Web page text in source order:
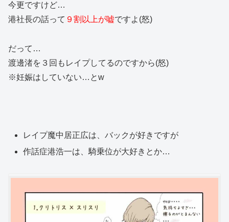
今更ですけど…
港社長の話って ９割以上が嘘ですよ(怒)
だって…
渡邊渚を３回もレイプしてるのですから(怒)
※妊娠はしていない…とw
レイプ魔中居正広は、バックが好きですが
作話症港浩一は、騎乗位が大好きとか…